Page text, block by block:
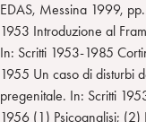
EDAS, Messina 1999,
1953 Introduzione al
In: Scritti 1953-1985
1955 Un caso di disturbi
pregenitale. In: Scritti
1956 (1) Psicoanalisi;